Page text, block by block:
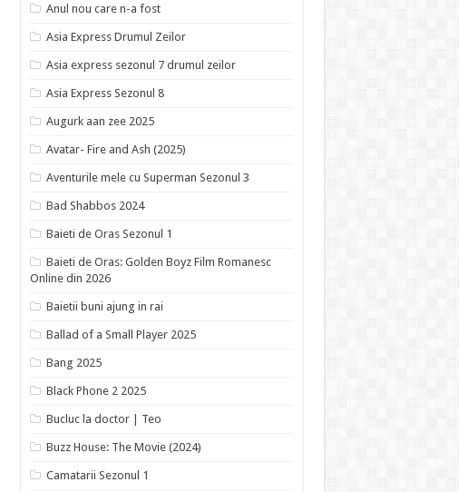
Anul nou care n-a fost
Asia Express Drumul Zeilor
Asia express sezonul 7 drumul zeilor
Asia Express Sezonul 8
Augurk aan zee 2025
Avatar- Fire and Ash (2025)
Aventurile mele cu Superman Sezonul 3
Bad Shabbos 2024
Baieti de Oras Sezonul 1
Baieti de Oras: Golden Boyz Film Romanesc
Online din 2026
Baietii buni ajung in rai
Ballad of a Small Player 2025
Bang 2025
Black Phone 2 2025
Bucluc la doctor | Teo
Buzz House: The Movie (2024)
Camatarii Sezonul 1